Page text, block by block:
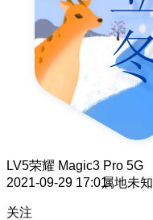
LV5荣耀 Magic3 Pro 5G
2021-09-29 17:01属地未知
关注